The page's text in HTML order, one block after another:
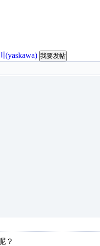
(yaskawa) 我要发帖
？